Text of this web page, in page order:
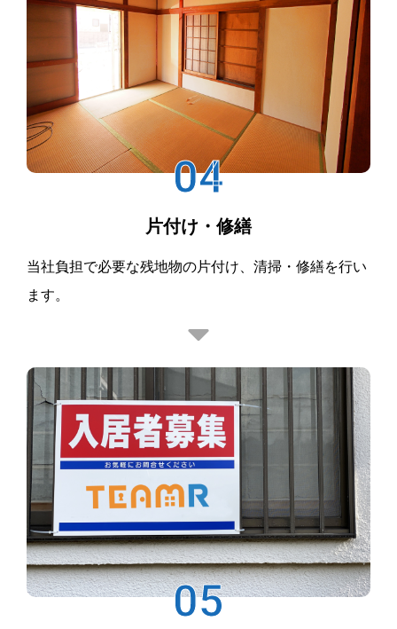
04
片付け・修繕
当社負担で必要な残地物の片付け、清掃・修繕を行い
ます。
05